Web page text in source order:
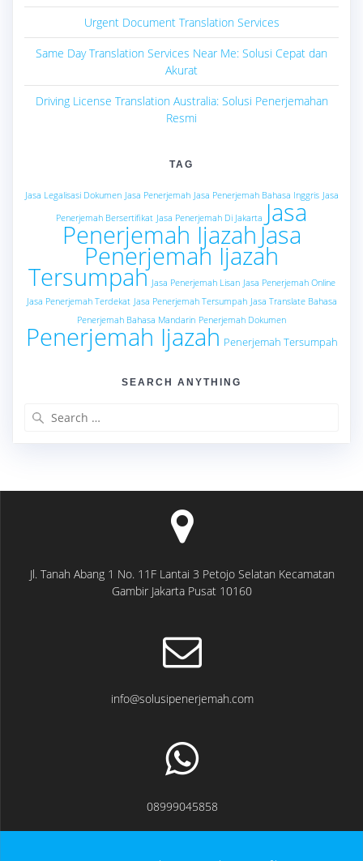
Urgent Document Translation Services
Same Day Translation Services Near Me: Solusi Cepat dan
Akurat
Driving License Translation Australia: Solusi Penerjemahan
Resmi
TAG
Jasa Legalisasi Dokumen Jasa Penerjemah Jasa Penerjemah Bahasa Inggris Jasa
Penerjemah Bersertifikat Jasa Penerjemah Di Jakarta Jasa
Penerjemah Ijazah Jasa
Penerjemah Ijazah
Tersumpah Jasa Penerjemah Lisan Jasa Penerjemah Online
Jasa Penerjemah Terdekat Jasa Penerjemah Tersumpah Jasa Translate Bahasa
Penerjemah Bahasa Mandarin Penerjemah Dokumen
Penerjemah Ijazah Penerjemah Tersumpah
SEARCH ANYTHING
Jl. Tanah Abang 1 No. 11F Lantai 3 Petojo Selatan Kecamatan
Gambir Jakarta Pusat 10160
info@solusipenerjemah.com
08999045858